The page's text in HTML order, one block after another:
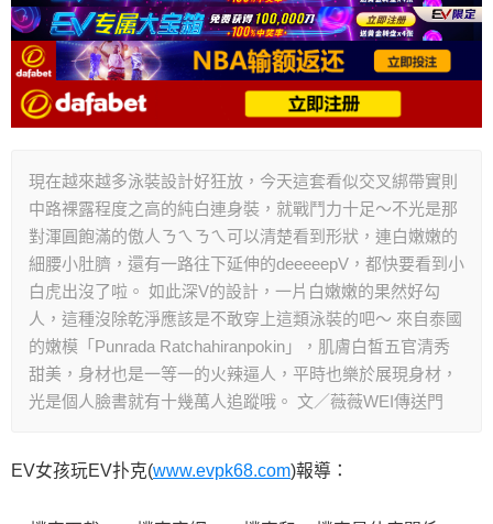
現在越來越多泳裝設計好狂放，今天這套看似交叉綁帶實則
中路裸露程度之高的純白連身裝，就戰鬥力十足～不光是那
對渾圓飽滿的傲人ㄋㄟㄋㄟ可以清楚看到形狀，連白嫩嫩的
細腰小肚臍，還有一路往下延伸的deeeeepV，都快要看到小
白虎出沒了啦。 如此深V的設計，一片白嫩嫩的果然好勾
人，這種沒除乾淨應該是不敢穿上這類泳裝的吧～ 來自泰國
的嫩模「Punrada Ratchahiranpokin」，肌膚白皙五官清秀
甜美，身材也是一等一的火辣逼人，平時也樂於展現身材，
光是個人臉書就有十幾萬人追蹤哦。 文／薇薇WEI傳送門
EV女孩玩EV扑克(www.evpk68.com)報導：